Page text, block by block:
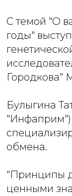
С темой "О
годы"
Городкова"
Булыгина
"Инфаприм")
обмена.
"Принципы
ценными